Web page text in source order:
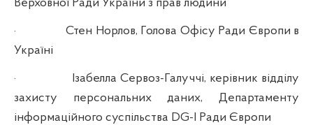
Верховної Ради України з прав людини
·
Стен Норлов, Голова Офісу Ради Європи в
Україні
·
Ізабелла Сервоз-Галуччі, керівник відділу
захисту персональних даних, Департаменту
інформаційного суспільства DG-I Ради Європи